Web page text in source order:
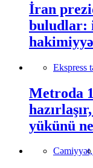
İran
buludlar:
Ekspress
Metroda
yükünü
Cəmiyyət,